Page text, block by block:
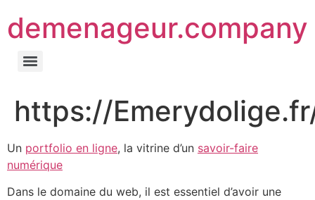
demenageur.company
https://
Un portfolio en ligne, la vitrine d’un savoir-faire
numérique
Dans le domaine du web, il est essentiel d’avoir une